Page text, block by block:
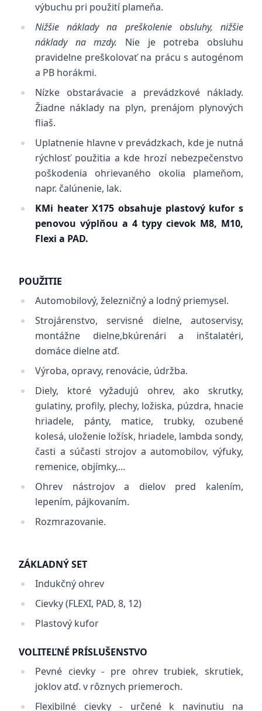
výbuchu pri použití plameňa.
Nižšie náklady na preškolenie obsluhy, nižšie
náklady na mzdy. Nie je potreba obsluhu
pravidelne preškolovať na prácu s autogénom
a PB horákmi.
Nízke obstarávacie a prevádzkové náklady.
Žiadne náklady na plyn, prenájom plynových
fliaš.
Uplatnenie hlavne v prevádzkach, kde je nutná
rýchlosť použitia a kde hrozí nebezpečenstvo
poškodenia ohrievaného okolia plameňom,
napr. čalúnenie, lak.
KMi heater X175 obsahuje plastový kufor s
penovou výplňou a 4 typy cievok M8, M10,
Flexi a PAD.
POUŽITIE
Automobilový, železničný a lodný priemysel.
Strojárenstvo, servisné dielne, autoservisy,
montážne dielne,bkúrenári a inštalatéri,
domáce dielne atď.
Výroba, opravy, renovácie, údržba.
Diely, ktoré vyžadujú ohrev, ako skrutky,
gulatiny, profily, plechy, ložiska, púzdra, hnacie
hriadele, pánty, matice, trubky, ozubené
kolesá, uloženie ložísk, hriadele, lambda sondy,
časti a súčasti strojov a automobilov, výfuky,
remenice, objímky,...
Ohrev nástrojov a dielov pred kalením,
lepením, pájkovaním.
Rozmrazovanie.
ZÁKLADNÝ SET
Indukčný ohrev
Cievky (FLEXI, PAD, 8, 12)
Plastový kufor
VOLITEĽNÉ PRÍSLUŠENSTVO
Pevné cievky - pre ohrev trubiek, skrutiek,
joklov atď. v rôznych priemeroch.
Flexibilné cievky - určené k navinutiu na